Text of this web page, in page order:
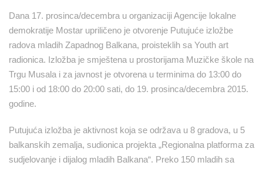
Dana 17. prosinca/decembra u organizaciji Agencije lokalne
demokratije Mostar upriličeno je otvorenje Putujuće izložbe
radova mladih Zapadnog Balkana, proisteklih sa Youth art
radionica. Izložba je smještena u prostorijama Muzičke škole na
Trgu Musala i za javnost je otvorena u terminima do 13:00 do
15:00 i od 18:00 do 20:00 sati, do 19. prosinca/decembra 2015.
godine.
Putujuća izložba je aktivnost koja se održava u 8 gradova, u 5
balkanskih zemalja, sudionica projekta „Regionalna platforma za
sudjelovanje i dijalog mladih Balkana“. Preko 150 mladih sa